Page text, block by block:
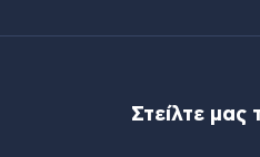
Στείλτε μας